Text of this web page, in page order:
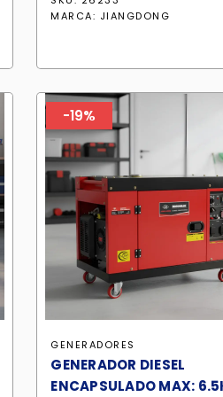
original
MARCA: JIANGDONG
-19%
GENERADORES
GENERADOR DIESEL
ENCAPSULADO MAX: